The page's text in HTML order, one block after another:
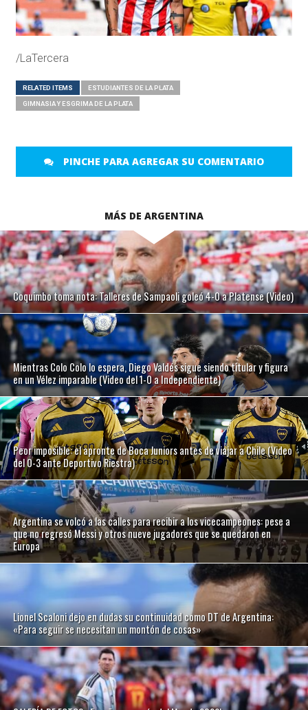
/LaTercera
RELATED ITEMS ESTUDIANTES DE LA PLATA
GIMNASIA Y ESGRIMA DE LA PLATA
PINCHE PARA AGREGAR SU COMENTARIO
MÁS DE ARGENTINA
Coquimbo toma nota: Talleres de Sampaoli goleó 4-0 a Platense (Video)
Mientras Colo Colo lo espera, Diego Valdés sigue siendo titular y figura
en un Vélez imparable (Video del 1-0 a Independiente)
Peor imposible: el apronte de Boca Juniors antes de viajar a Chile (Video
del 0-3 ante Deportivo Riestra)
Argentina se volcó a las calles para recibir a los vicecampeones: pese a
que no regresó Messi y otros nueve jugadores que se quedaron en
Europa
Lionel Scaloni dejo en dudas su continuidad como DT de Argentina:
«Para seguir se necesitan un montón de cosas»